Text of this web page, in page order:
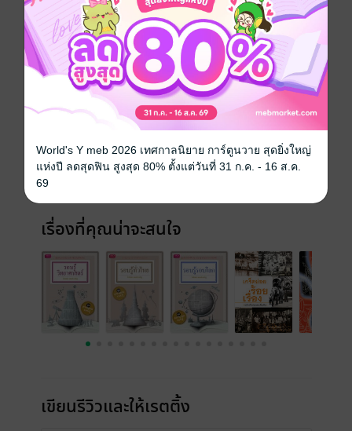
แต่ละวันในอดีต จาก 1มกราคม ถึง 31 ธันวาคม ทุกๆวัน มี
เหตุการณ์เกิดขึ้นทุกมุมโลก ทุกๆวัน ถูกบันทึกในหน้า
ประวัติศาสตร์รอบโลก รอบวัน รอบตัว
"
ประเภทไฟล์ pdf
ความยาว 241 หน้า
ราคาปก
เรื่องที่คุณน่าจะสนใจ
เขียนรีวิวและให้เรตติ้ง
World's Y meb 2026 เทศกาลนิยาย การ์ตูนวาย สุดยิ่งใหญ่
แห่งปี ลดสุดฟิน สูงสุด 80% ตั้งแต่วันที่ 31 ก.ค. - 16 ส.ค.
69